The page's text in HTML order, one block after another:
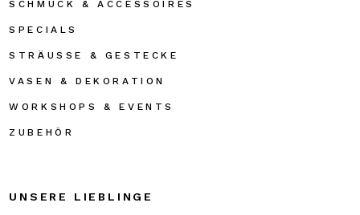
SCHMUCK & ACCESSOIRES
SPECIALS
STRÄUSSE & GESTECKE
VASEN & DEKORATION
WORKSHOPS & EVENTS
ZUBEHÖR
UNSERE LIEBLINGE